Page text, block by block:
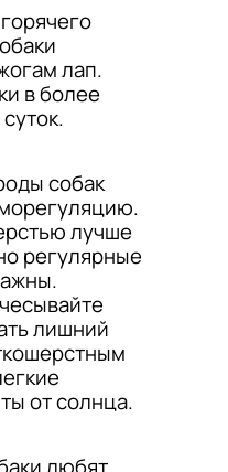
лап.
в более
собак
лучше
регулярные
лишний
от солнца.